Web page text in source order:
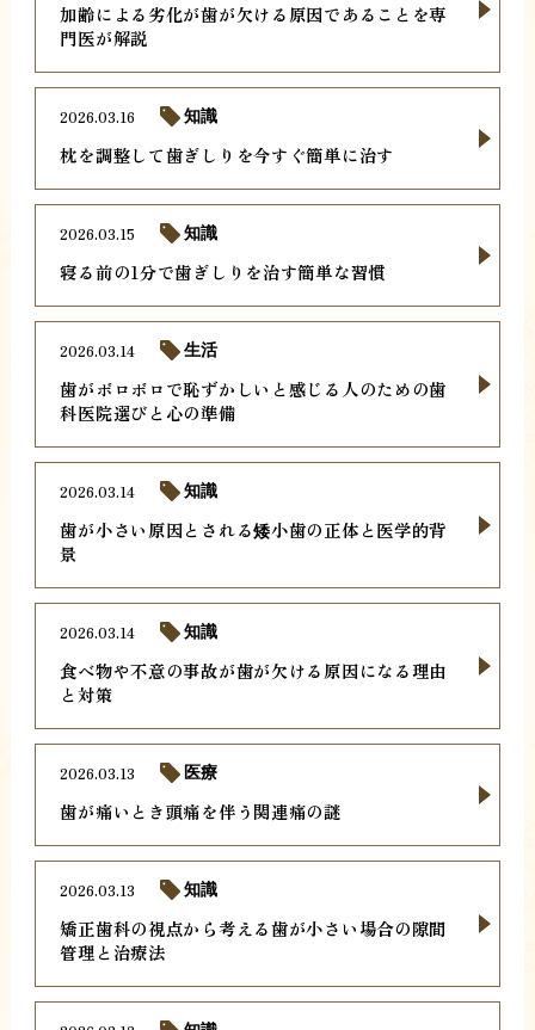
加齢による劣化が歯が欠ける原因であることを専
門医が解説
枕を調整して歯ぎしりを今すぐ簡単に治す
2026.03.16 知識
寝る前の1分で歯ぎしりを治す簡単な習慣
2026.03.15 知識
歯がボロボロで恥ずかしいと感じる人のための歯
科医院選びと心の準備
2026.03.14 生活
歯が小さい原因とされる矮小歯の正体と医学的背
景
2026.03.14 知識
食べ物や不意の事故が歯が欠ける原因になる理由
と対策
2026.03.14 知識
歯が痛いとき頭痛を伴う関連痛の謎
2026.03.13 医療
矯正歯科の視点から考える歯が小さい場合の隙間
管理と治療法
2026.03.13 知識